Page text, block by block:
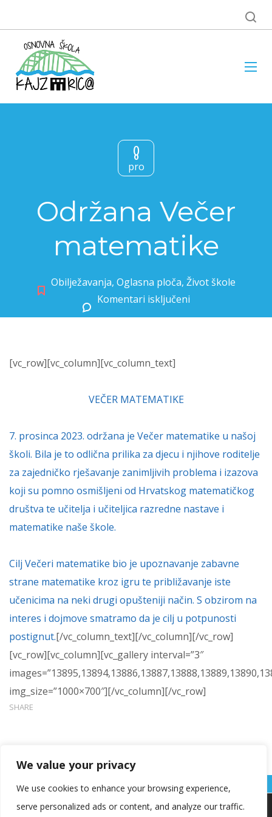
We value your privacy
We use cookies to enhance your browsing experience,
serve personalized ads or content, and analyze our traffic.
8
pro
Održana Večer
matematike
Obilježavanja, Oglasna ploča, Život škole
Komentari isključeni
[vc_row][vc_column][vc_column_text]
VEČER MATEMATIKE
7. prosinca 2023. održana je Večer matematike u našoj
školi. Bila je to odlična prilika za djecu i njihove roditelje
za zajedničko rješavanje zanimljivih problema i izazova
koji su pomno osmišljeni od Hrvatskog matematičkog
društva te učitelja i učiteljica razredne nastave i
matematike naše škole.
Cilj Večeri matematike bio je upoznavanje zabavne
strane matematike kroz igru te približavanje iste
učenicima na neki drugi opušteniji način. S obzirom na
interes i dojmove smatramo da je cilj u potpunosti
postignut.[/vc_column_text][/vc_column][/vc_row]
[vc_row][vc_column][vc_gallery interval=”3″
img_size=”1000×700″][/vc_column][/vc_row]
SHARE
Koristimo kolačiće kako bismo vam pružili najbolje iskustvo na